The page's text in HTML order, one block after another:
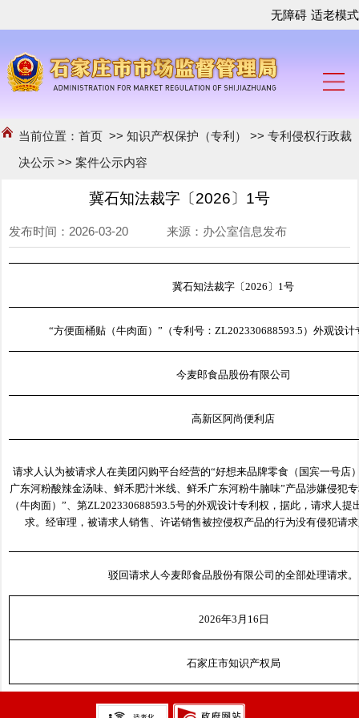
无障碍 适老模式
当前位置：首页 >>知识产权保护（专利） >>专利侵权行政裁
决公示 >>案件公示内容
冀石知法裁字〔2026〕1号
发布时间：2026-03-20 来源：办公室信息发布
冀石知法裁字〔2026〕1号
“方便面桶贴（牛肉面）”（专利号：ZL202330688593.5）外观设计
今麦郎食品股份有限公司
高新区阿尚便利店
请求人认为被请求人在美团闪购平台经营的“好想来品牌零食（国宾一号店
广东河粉酸辣金汤味、鲜禾肥汁米线、鲜禾广东河粉牛腩味”产品涉嫌侵犯
（牛肉面）”、第ZL202330688593.5号的外观设计专利权，据此，请求人提
求。经审理，被请求人销售、许诺销售被控侵权产品的行为没有侵犯请
驳回请求人今麦郎食品股份有限公司的全部处理请求。
2026年3月16日
石家庄市知识产权局